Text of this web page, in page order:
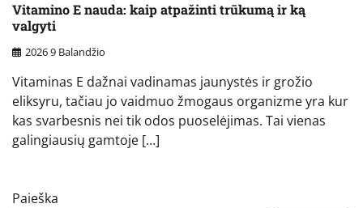
Vitamino E nauda: kaip atpažinti trūkumą ir ką
valgyti
2026 9 Balandžio
Vitaminas E dažnai vadinamas jaunystės ir grožio
eliksyru, tačiau jo vaidmuo žmogaus organizme yra kur
kas svarbesnis nei tik odos puoselėjimas. Tai vienas
galingiausių gamtoje […]
Paieška